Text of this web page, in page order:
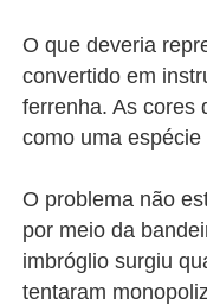
O que deveria
convertido em
ferrenha. As cores
como uma
O problema não
por meio da
imbróglio surgiu
tentaram